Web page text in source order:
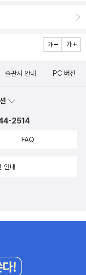
출판사 안내 PC 버전
2514
FAQ
안내